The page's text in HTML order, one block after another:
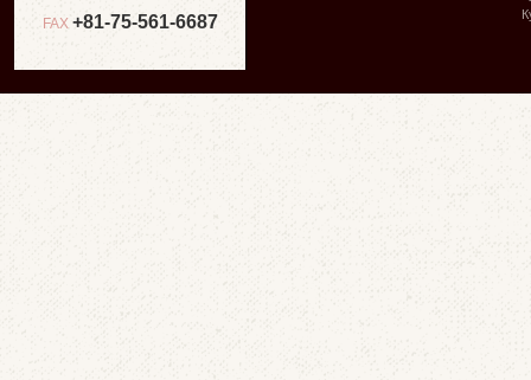
FAX +81-75-561-6687